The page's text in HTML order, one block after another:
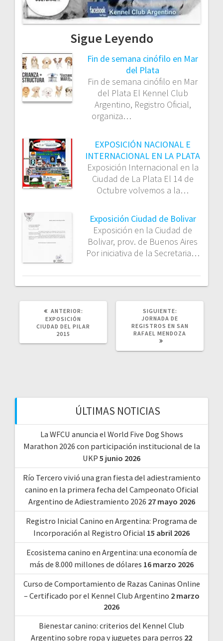
Sigue Leyendo
Fin de semana cinófilo en Mar
del Plata
Fin de semana cinófilo en Mar
del Plata El Kennel Club
Argentino, Registro Oficial,
organiza…
EXPOSICIÓN NACIONAL E
INTERNACIONAL EN LA PLATA
Exposición Internacional en la
Ciudad de La Plata El 14 de
Octubre volvemos a la…
Exposición Ciudad de Bolivar
Exposición en la Ciudad de
Bolivar, prov. de Buenos Aires
Por iniciativa de la Secretaria…
ANTERIOR:
EXPOSICIÓN
CIUDAD DEL PILAR
2015
SIGUIENTE:
POST:
JORNADA DE
REGISTROS EN SAN
RAFAEL MENDOZA
ÚLTIMAS NOTICIAS
La WFCU anuncia el World Five Dog Shows
Marathon 2026 con participación institucional de la
UKP 5 junio 2026
Río Tercero vivió una gran fiesta del adiestramiento
canino en la primera fecha del Campeonato Oficial
Argentino de Adiestramiento 2026 27 mayo 2026
Registro Inicial Canino en Argentina: Programa de
Incorporación al Registro Oficial 15 abril 2026
Ecosistema canino en Argentina: una economía de
más de 8.000 millones de dólares 16 marzo 2026
Curso de Comportamiento de Razas Caninas Online
– Certificado por el Kennel Club Argentino 2 marzo
2026
Bienestar canino: criterios del Kennel Club
Argentino sobre ropa y juguetes para perros 22